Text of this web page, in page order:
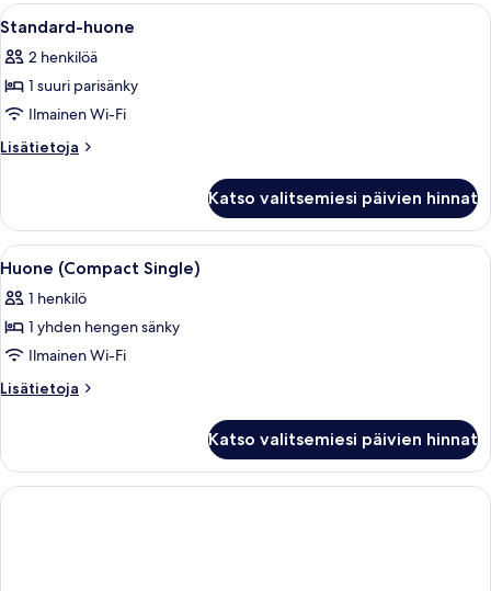
Avaa
kaikki
huonetyypin
Standard-
huone
kuvat
Hotellihuone, jossa on sänky,
6
Standard-huone
2 henkilöä
1 suuri parisänky
Ilmainen Wi-Fi
Lisätietoja
Lisätietoja
Katso valitsemiesi päivien hinnat
Avaa
kaikki
huonetyypin
Huone
(Compact
Single)
Hotellihuone, jossa on puinen
5
Huone (Compact Single)
1 henkilö
1 yhden hengen sänky
Ilmainen Wi-Fi
Lisätietoja
Lisätietoja
Single)
Katso valitsemiesi päivien hinnat